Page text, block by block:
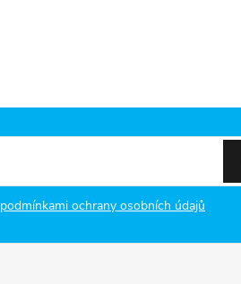
podmínkami ochrany osobních údajů